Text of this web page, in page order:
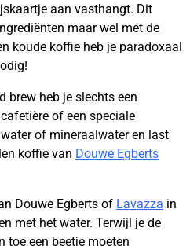
aan vasthangt. Dit
maar wel met de
koude koffie heb je paradoxaal
brew heb je slechts een
of een speciale
of mineraalwater en last
koffie van Douwe Egberts
Douwe Egberts of Lavazza in
met het water. Terwijl je de
toe een beetje moeten